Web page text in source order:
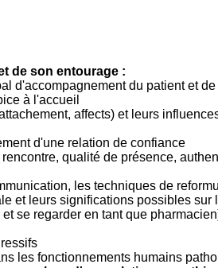
de son entourage :
d'accompagnement du patient et
à l'accueil
affects) et leurs
d'une relation de confiance
qualité de présence,
les techniques de
et leurs significations possibles sur
se regarder en tant que
les fonctionnements humains